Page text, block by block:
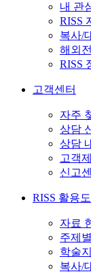
내 관
RISS
복사/
해외
RISS
고객센터
자주
상담
상담
고객
신고
RISS 활용
자료
주제
학술
복사/